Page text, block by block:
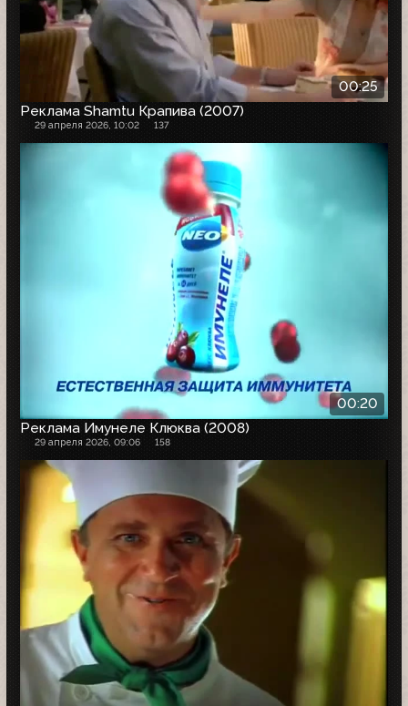
00:25
Реклама Shamtu Крапива (2007)
29 апреля 2026, 10:02 137
00:20
Реклама Имунеле Клюква (2008)
29 апреля 2026, 09:06 158